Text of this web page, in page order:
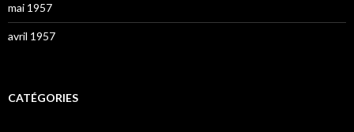
mai 1957
avril 1957
CATÉGORIES